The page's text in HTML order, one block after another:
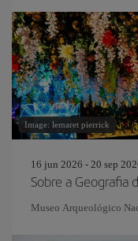
Image: lemaret pierrick
16 jun 2026 - 20 sep
Sobre a Geografia
Museo Arqueológico